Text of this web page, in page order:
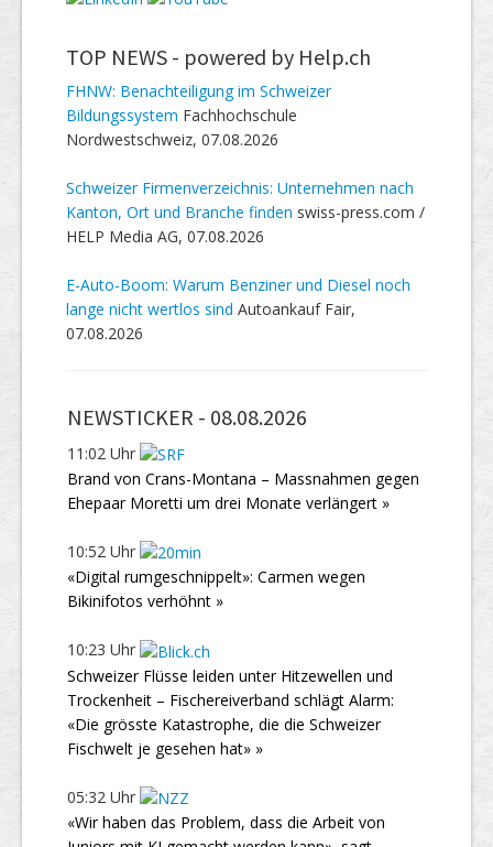
TOP NEWS - powered by Help.ch
FHNW: Benachteiligung im Schweizer
Bildungssystem Fachhochschule
Nordwestschweiz, 07.08.2026
Schweizer Firmenverzeichnis: Unternehmen nach
Kanton, Ort und Branche finden swiss-press.com /
HELP Media AG, 07.08.2026
E-Auto-Boom: Warum Benziner und Diesel noch
lange nicht wertlos sind Autoankauf Fair,
07.08.2026
NEWSTICKER - 08.08.2026
11:02 Uhr
Brand von Crans-Montana – Massnahmen gegen
Ehepaar Moretti um drei Monate verlängert »
10:52 Uhr
«Digital rumgeschnippelt»: Carmen wegen
Bikinifotos verhöhnt »
10:23 Uhr
Schweizer Flüsse leiden unter Hitzewellen und
Trockenheit – Fischereiverband schlägt Alarm:
«Die grösste Katastrophe, die die Schweizer
Fischwelt je gesehen hat» »
05:32 Uhr
«Wir haben das Problem, dass die Arbeit von